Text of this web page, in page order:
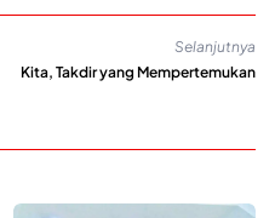
Selanjutnya
Kita, Takdir yang Mempertemukan